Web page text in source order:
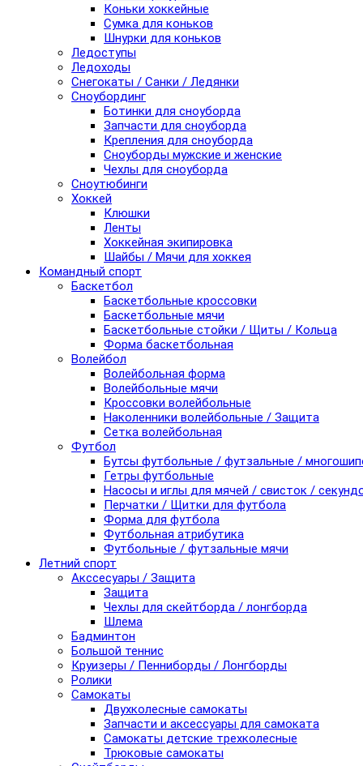
Коньки хоккейные
Сумка для коньков
Шнурки для коньков
Ледоступы
Ледоходы
Снегокаты / Санки / Ледянки
Сноубординг
Ботинки для сноуборда
Запчасти для сноуборда
Крепления для сноуборда
Сноуборды мужские и женские
Чехлы для сноуборда
Сноутюбинги
Хоккей
Клюшки
Ленты
Хоккейная экипировка
Шайбы / Мячи для хоккея
Командный спорт
Баскетбол
Баскетбольные кроссовки
Баскетбольные мячи
Баскетбольные стойки / Щиты / Кольца
Форма баскетбольная
Волейбол
Волейбольная форма
Волейбольные мячи
Кроссовки волейбольные
Наколенники волейбольные / Защита
Сетка волейбольная
Футбол
Бутсы футбольные / футзальные /
Гетры футбольные
Насосы и иглы для мячей / свисток /
Перчатки / Щитки для футбола
Форма для футбола
Футбольная атрибутика
Футбольные / футзальные мячи
Летний спорт
Акссесуары / Защита
Защита
Чехлы для скейтборда / лонгборда
Шлема
Бадминтон
Большой теннис
Круизеры / Пенниборды / Лонгборды
Ролики
Самокаты
Двухколесные самокаты
Запчасти и аксессуары для самоката
Самокаты детские трехколесные
Трюковые самокаты